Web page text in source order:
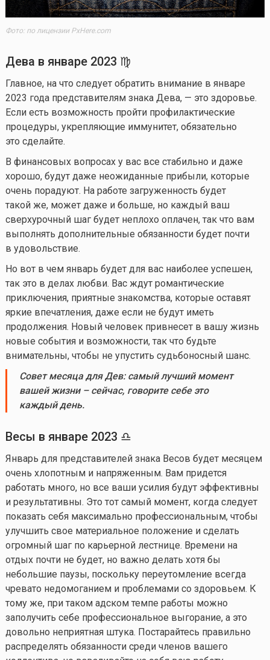
Фото: по лицензии PxHere.com
Дева в январе2023 ♍
Главное, на что следует обратить внимание в январе
2023 года представителям знака Дева, — это здоровье.
Если есть возможность пройти профилактические
процедуры, укрепляющие иммунитет, обязательно
это сделайте.
В финансовых вопросах у вас все стабильно и даже
хорошо, будут даже неожиданные прибыли, которые
очень порадуют. На работе загруженность будет
такой же, может даже и больше, но каждый ваш
сверхурочный шаг будет неплохо оплачен, так что вам
выполнять дополнительные обязанности будет почти
в удовольствие.
Но вот в чем январь будет для вас наиболее успешен,
так это в делах любви. Вас ждут романтические
приключения, приятные знакомства, которые оставят
яркие впечатления, даже если не будут иметь
продолжения. Новый человек привнесет в вашу жизнь
новые события и возможности, так что будьте
внимательны, чтобы не упустить судьбоносный шанс.
Совет месяца для Дев: самый лучший момент
вашей жизни – сейчас, говорите себе это
каждый день.
Весы в январе2023 ♎
Январь для представителей знака Весов будет месяцем
очень хлопотным и напряженным. Вам придется
работать много, но все ваши усилия будут эффективны
и результативны. Это тот самый момент, когда следует
показать себя максимально профессиональным, чтобы
улучшить свое материальное положение и сделать
огромный шаг по карьерной лестнице. Времени на
отдых почти не будет, но важно делать хотя бы
небольшие паузы, поскольку переутомление всегда
чревато недомоганием и проблемами со здоровьем. К
тому же, при таком адском темпе работы можно
заполучить себе профессиональное выгорание, а это
довольно неприятная штука. Постарайтесь правильно
распределять обязанности среди членов вашего